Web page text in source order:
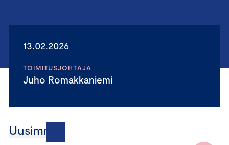
13.02.2026
TOIMITUSJOHTAJA
Juho Romakkaniemi
Uusimmat